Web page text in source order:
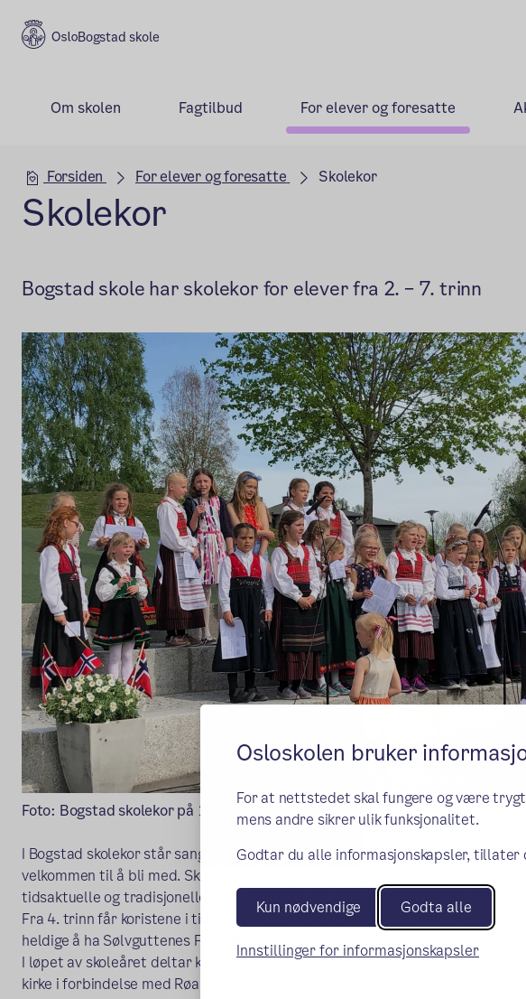
Osloskolen bruker
For at nettstedet skal fungere og være
mens andre sikrer ulik funksjonalitet.
Godtar du alle informasjonskapsler,
Kun nødvendige Godta alle
Innstillinger for informasjonskapsler
Bogstad skole
Om skolen Fagtilbud For elever og foresatte
Hovedseksjon
Forsiden For elever og foresatte Skolekor
Skolekor
Bogstad skole har skolekor for elever fra 2. – 7. trinn
Foto: Bogstad skolekor på 17. mai
I Bogstad skolekor står sangglede i sentrum, og vi ønsker alle elever fra 2. til
velkommen til å bli med. Skolekoret har et variert og morsomt repertoar som
tidsaktuelle og tradisjonelle sanger, melodier av Lillebjørn Nilsen, DeLillos,
Fra 4. trinn får koristene i tillegg sitt eget repertoar tilpasset aldersgruppen.
heldige å ha Sølvguttenes Fredrik Otterstad som dirigent.
I løpet av skoleåret deltar koret på flere spennende konserter, som
kirke i forbindelse med Røa musikkfestuker, skolens 17. mai-arrangement og